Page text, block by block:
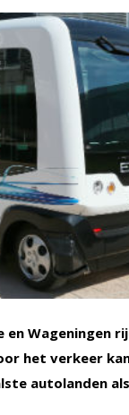
Wageningen
het verkeer
autolanden